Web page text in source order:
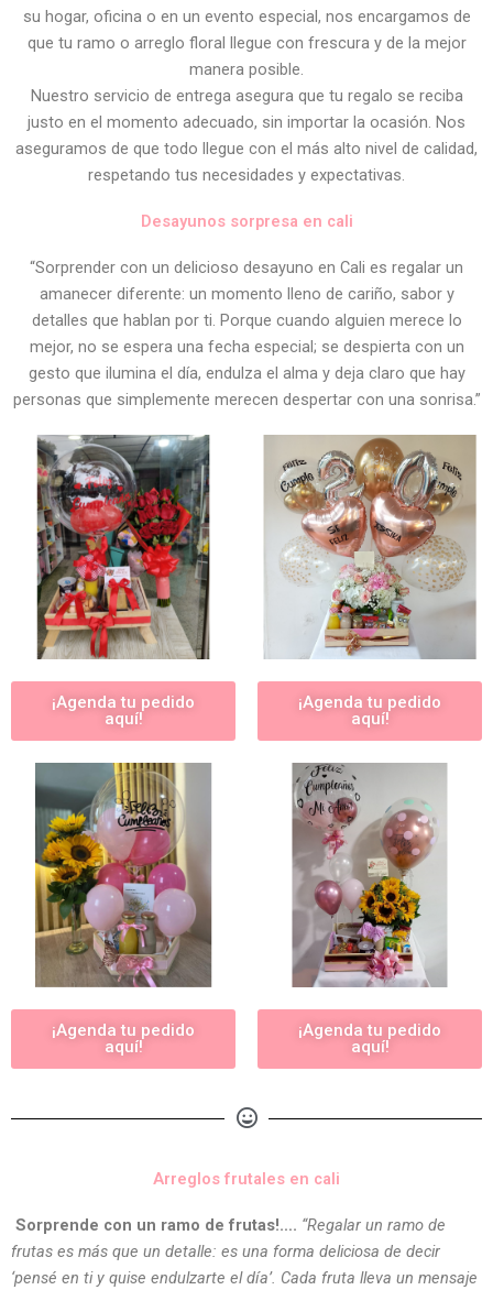
su hogar, oficina o en un evento especial, nos encargamos de
que tu ramo o arreglo floral llegue con frescura y de la mejor
manera posible.
Nuestro servicio de entrega asegura que tu regalo se reciba
justo en el momento adecuado, sin importar la ocasión. Nos
aseguramos de que todo llegue con el más alto nivel de calidad,
respetando tus necesidades y expectativas.
Desayunos sorpresa en cali
“Sorprender con un delicioso desayuno en Cali es regalar un
amanecer diferente: un momento lleno de cariño, sabor y
detalles que hablan por ti. Porque cuando alguien merece lo
mejor, no se espera una fecha especial; se despierta con un
gesto que ilumina el día, endulza el alma y deja claro que hay
personas que simplemente merecen despertar con una sonrisa.”
¡Agenda tu pedido
aquí!
¡Agenda tu pedido
aquí!
¡Agenda tu pedido
aquí!
¡Agenda tu pedido
aquí!
Arreglos frutales en cali
Sorprende con un ramo de frutas!…. “Regalar un ramo de
frutas es más que un detalle: es una forma deliciosa de decir
‘pensé en ti y quise endulzarte el día’. Cada fruta lleva un mensaje